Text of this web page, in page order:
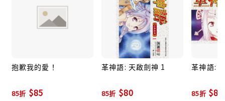
抱歉我的愛！
85折 $85
革神語: 天啟劍神 1
85折 $80
革神語:
85折 $80